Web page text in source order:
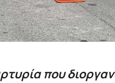
που